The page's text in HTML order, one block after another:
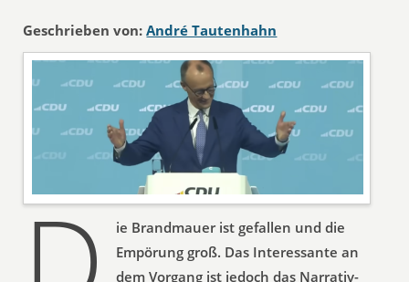
Geschrieben von: André Tautenhahn
ie Brandmauer ist gefallen und die
Empörung groß. Das Interessante an
dem Vorgang ist jedoch das Narrativ-